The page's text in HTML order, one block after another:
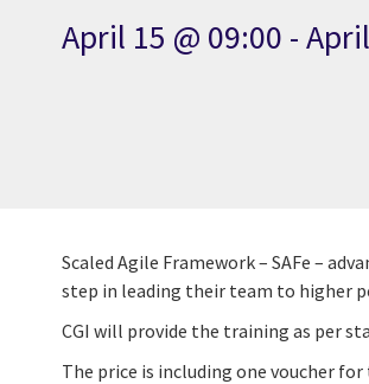
April 15 @ 09:00 -
Scaled Agile Framework – SAFe –
step in leading their team to higher
CGI will provide the training as per
The price is including one voucher